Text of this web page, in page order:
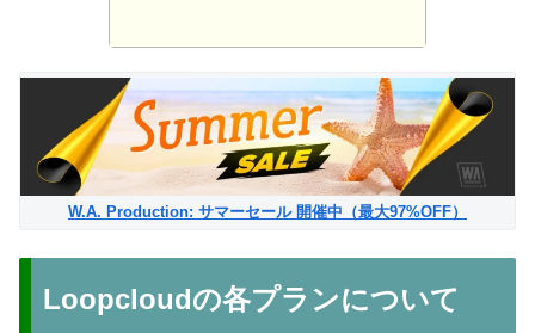
W.A. Production: サマーセール 開催中（最大97%OFF）
Loopcloudの各プランについて